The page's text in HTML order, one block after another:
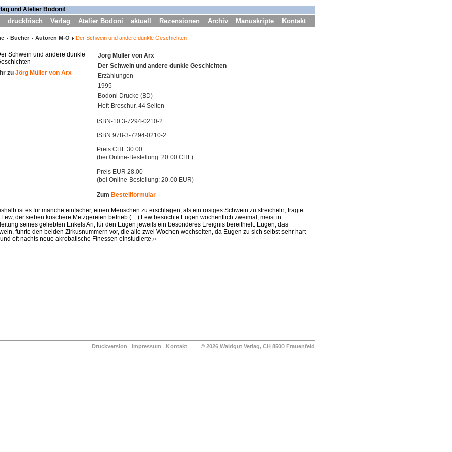
druckfrisch Verlag Atelier Bodoni aktuell Rezensionen Archiv Manuskripte Kontakt
Bücher Autoren M-O Der Schwein und andere dunkle Geschichten
zu Jörg Müller von Arx
Jörg Müller von Arx
Der Schwein und andere dunkle Geschichten
Erzählungen
1995
Bodoni Drucke (BD)
Heft-Broschur. 44 Seiten
ISBN-10 3-7294-0210-2
ISBN 978-3-7294-0210-2
Preis CHF 30.00
(bei Online-Bestellung: 20.00 CHF)
Preis EUR 28.00
(bei Online-Bestellung: 20.00 EUR)
Zum Bestellformular
ist es für manche einfacher, einen Menschen zu erschlagen, als ein rosiges Schwein zu streicheln, fragte
der sieben koschere Metzgereien betrieb (…) Lew besuchte Eugen wöchentlich zweimal, meist in
seines geliebten Enkels Ari, für den Eugen jeweils ein besonderes Ereignis bereithielt. Eugen, das
führte den beiden Zirkusnummern vor, die alle zwei Wochen wechselten, da Eugen zu sich selbst sehr hart
oft nachts neue akrobatische Finessen einstudierte.»
Druckversion Impressum Kontakt © 2026 Waldgut Verlag, CH 8500 Frauenfeld